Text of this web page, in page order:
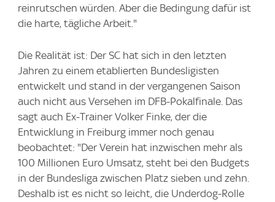
reinrutschen würden. Aber die Bedingung dafür ist
die harte, tägliche Arbeit."
Die Realität ist: Der SC hat sich in den letzten
Jahren zu einem etablierten Bundesligisten
entwickelt und stand in der vergangenen Saison
auch nicht aus Versehen im DFB-Pokalfinale. Das
sagt auch Ex-Trainer Volker Finke, der die
Entwicklung in Freiburg immer noch genau
beobachtet: "Der Verein hat inzwischen mehr als
100 Millionen Euro Umsatz, steht bei den Budgets
in der Bundesliga zwischen Platz sieben und zehn.
Deshalb ist es nicht so leicht, die Underdog-Rolle